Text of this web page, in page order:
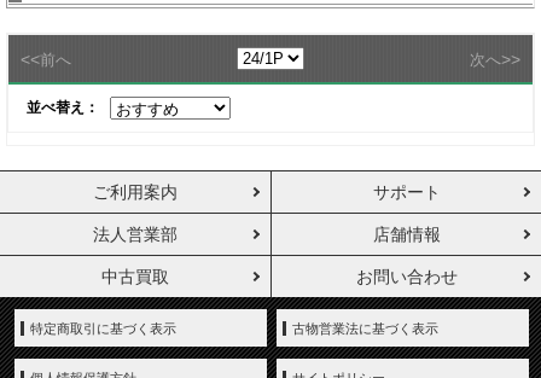
<<前へ 次へ>>
並べ替え：
ご利用案内 サポート
法人営業部 店舗情報
中古買取 お問い合わせ
特定商取引に基づく表示 古物営業法に基づく表示